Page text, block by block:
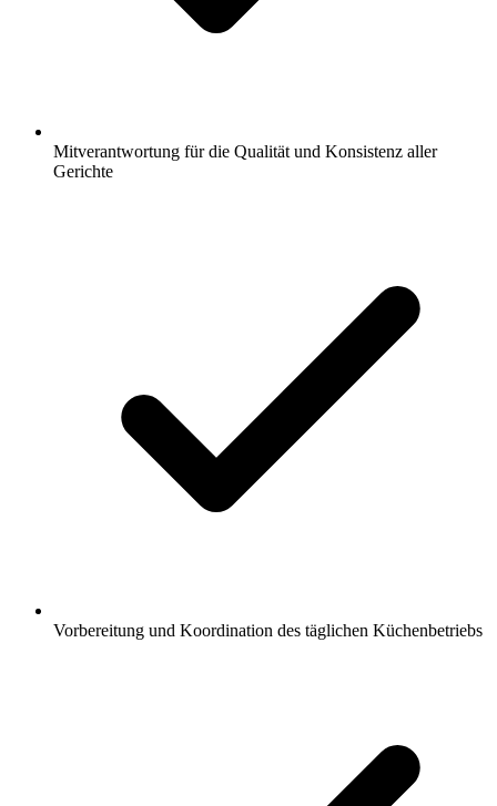
Mitverantwortung für die Qualität und Konsistenz aller
Gerichte
Vorbereitung und Koordination des täglichen Küchenbetriebs